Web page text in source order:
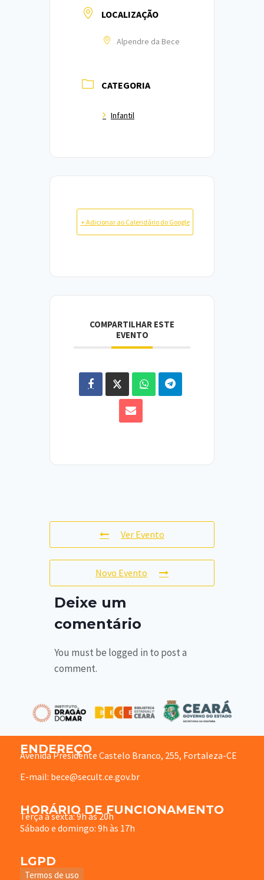
LOCALIZAÇÃO
Alpendre da Bece
CATEGORIA
Infantil
+ Adicionar ao Calendário do Google
COMPARTILHAR ESTE
EVENTO
Ver Evento
Novo Evento
Deixe um
comentário
You must be logged in to post a
comment.
ENDEREÇO
Avenida Presidente Castelo Branco, 255, Fortaleza-CE
E-mail: bece@secult.ce.gov.br
HORÁRIO DE FUNCIONAMENTO
Terça à sexta: 9h às 20h
Sábado e domingo: 9h às 17h
LGPD
Termos de uso